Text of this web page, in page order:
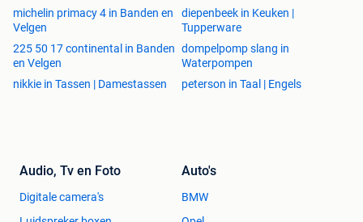
michelin primacy 4 in Banden en
Velgen
diepenbeek in Keuken |
Tupperware
225 50 17 continental in Banden
en Velgen
dompelpomp slang in
Waterpompen
nikkie in Tassen | Damestassen
peterson in Taal | Engels
Audio, Tv en Foto
Digitale camera's
Auto's
BMW